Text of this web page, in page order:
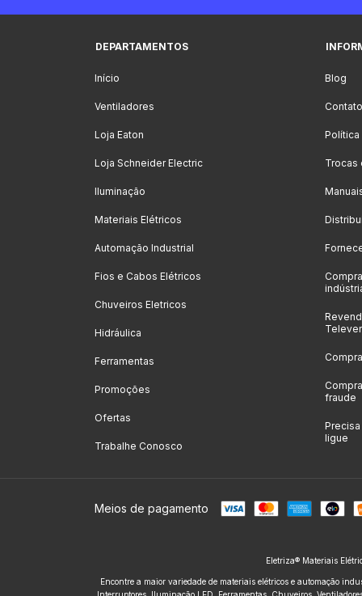
DEPARTAMENTOS
Início
Ventiladores
Loja Eaton
Loja Schneider Electric
Iluminação
Materiais Elétricos
Automação Industrial
Fios e Cabos Elétricos
Chuveiros Eletricos
Hidráulica
Ferramentas
Promoções
Ofertas
Trabalhe Conosco
Blog
Contato
Trocas
fraude
ligue
Meios de pagamento
Eletriza® Materiais
Encontre a maior variedade de materiais elétricos e automação